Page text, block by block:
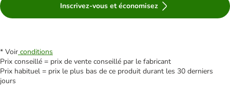
Inscrivez-vous et économisez
* Voir conditions
Prix conseillé = prix de vente conseillé par le fabricant
Prix habituel = prix le plus bas de ce produit durant les 30 derniers
jours